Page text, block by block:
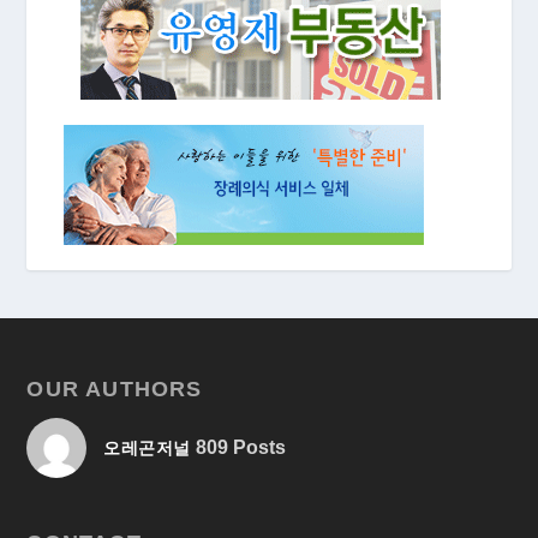
OUR AUTHORS
오레곤저널 809 Posts